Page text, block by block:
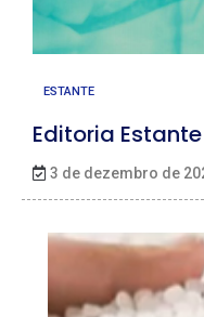
ESTANTE
Editoria Estante
3 de dezembro de